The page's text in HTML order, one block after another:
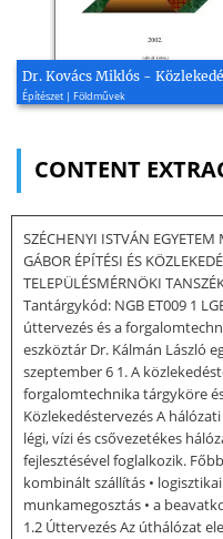
Dr. Kovács Miklós -
Építészet | Földművek
CONTENT
SZÉCHENYI ISTVÁN
GÁBOR ÉPÍTÉSI ÉS
TELEPÜLÉSMÉRNÖKI
Tantárgykód: NGB ET009 1
úttervezés és a
eszköztár Dr. Kálmán László
szeptember 6 1. A
forgalomtechnika tárgyköre
Közlekedéstervezés A
légi, vízi és csővezetékes
fejlesztésével foglalkozik.
kombinált szállítás •
munkamegosztás • a
1.2 Úttervezés Az úthálózat